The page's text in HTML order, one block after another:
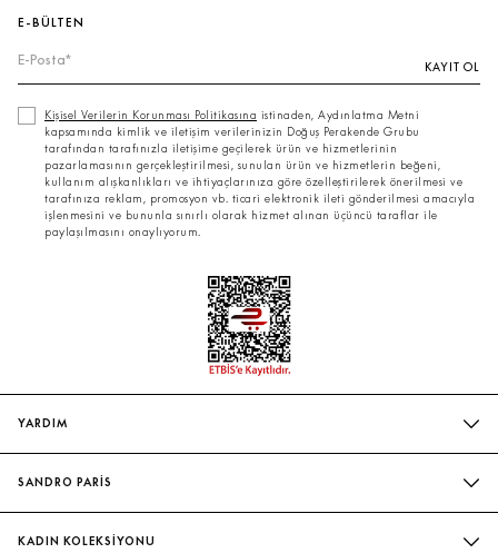
E-BÜLTEN
KAYIT OL
Kişisel Verilerin Korunması Politikasına istinaden, Aydınlatma Metni
kapsamında kimlik ve iletişim verilerinizin Doğuş Perakende Grubu
tarafından tarafınızla iletişime geçilerek ürün ve hizmetlerinin
pazarlamasının gerçekleştirilmesi, sunulan ürün ve hizmetlerin beğeni,
kullanım alışkanlıkları ve ihtiyaçlarınıza göre özelleştirilerek önerilmesi ve
tarafınıza reklam, promosyon vb. ticari elektronik ileti gönderilmesi amacıyla
işlenmesini ve bununla sınırlı olarak hizmet alınan üçüncü taraflar ile
paylaşılmasını onaylıyorum.
YARDIM
SANDRO PARİS
KADIN KOLEKSİYONU